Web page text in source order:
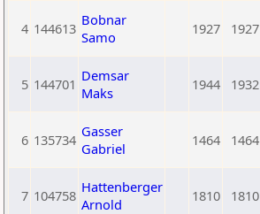
4 144613 Bobnar
Samo
1927 1927
5 144701 Demsar
Maks
1944 1932
6 135734 Gasser
Gabriel
1464 1464
7 104758 Hattenberger
Arnold
1810 1810